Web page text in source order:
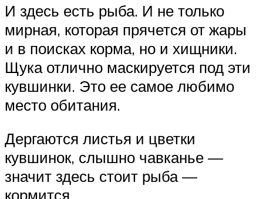
И здесь есть рыба. И не только
мирная, которая прячется от жары
и в поисках корма, но и хищники.
Щука отлично маскируется под эти
кувшинки. Это ее самое любимо
место обитания.
Дергаются листья и цветки
кувшинок, слышно чавканье —
значит здесь стоит рыба —
кормится.